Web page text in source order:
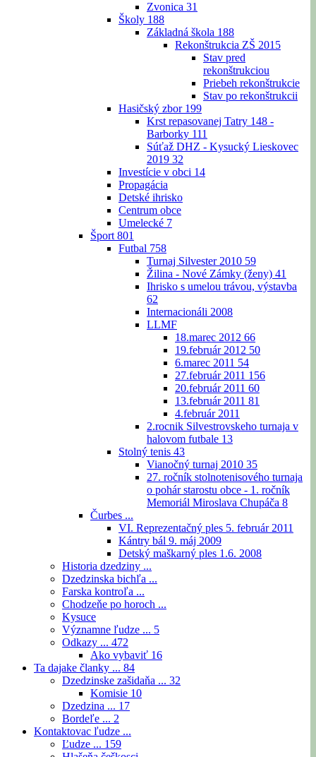
Zvonica 31
Školy 188
Základná škola 188
Rekonštrukcia ZŠ 2015
Stav pred
rekonštrukciou
Priebeh rekonštrukcie
Stav po rekonštrukcii
Hasičský zbor 199
Krst repasovanej Tatry 148 -
Barborky 111
Súťaž DHZ - Kysucký Lieskovec
2019 32
Investície v obci 14
Propagácia
Detské ihrisko
Centrum obce
Umelecké 7
Šport 801
Futbal 758
Turnaj Silvester 2010 59
Žilina - Nové Zámky (ženy) 41
Ihrisko s umelou trávou, výstavba
62
Internacionáli 2008
LLMF
18.marec 2012 66
19.február 2012 50
6.marec 2011 54
27.február 2011 156
20.február 2011 60
13.február 2011 81
4.február 2011
2.rocnik Silvestrovskeho turnaja v
halovom futbale 13
Stolný tenis 43
Vianočný turnaj 2010 35
27. ročník stolnotenisového turnaja
o pohár starostu obce - 1. ročník
Memoriál Miroslava Chupáča 8
Čurbes ...
VI. Reprezentačný ples 5. február 2011
Kántry bál 9. máj 2009
Detský maškarný ples 1.6. 2008
Historia dzedziny ...
Dzedzinska bichľa ...
Farska kontroľa ...
Chodzeňe po horoch ...
Kysuce
Významne ľudze ... 5
Odkazy ... 472
Ako vybaviť 16
Ta dajake članky ... 84
Dzedzinske zašidaňa ... 32
Komisie 10
Dzedzina ... 17
Bordeľe ... 2
Kontaktovac ľudze ...
Ľudze ... 159